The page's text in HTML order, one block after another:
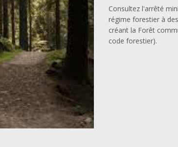
Consultez l'arrêté
régime forestier à
créant la Forêt
code forestier).